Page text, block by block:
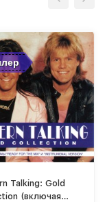
Talking: Gold
(включая